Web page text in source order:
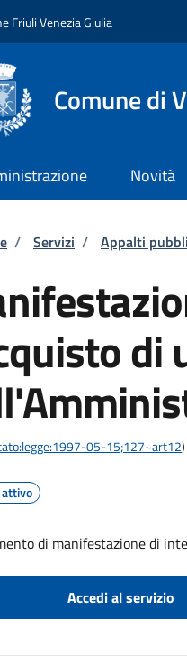
Friuli Venezia Giulia
Comune di
Novità
di
/ Servizi / Appalti
di
05-15;127~art12)
attivo
di manifestazione di
Accedi al servizio